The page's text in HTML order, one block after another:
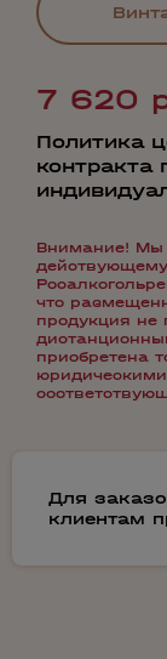
7 620
Политика
контракта
Внимание! Мы
что
продукция не
приобретена
Для
клиентам